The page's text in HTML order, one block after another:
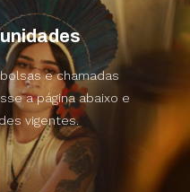
e chamadas
a página abaixo e
vigentes.